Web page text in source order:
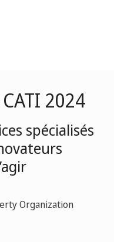
2024
spécialisés
Organization